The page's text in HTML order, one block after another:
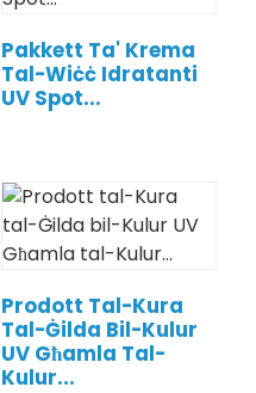
Pakkett Ta' Krema
Tal-Wiċċ Idratanti
UV Spot...
Prodott Tal-Kura
Tal-Ġilda Bil-Kulur
UV Għamla Tal-
Kulur...